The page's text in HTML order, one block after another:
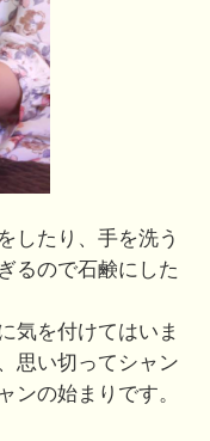
したり、手を洗う
るので石鹸にした
気を付けてはいま
思い切ってシャン
ンの始まりです。